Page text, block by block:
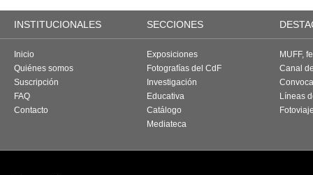
INSTITUCIONALES SECCIONES
Inicio
Quiénes somos
Suscripción
FAQ
Contacto
Exposiciones
Fotografías del CdF
Investigación
Educativa
Catálogo
Mediateca
MUFF,
Canal
Líneas